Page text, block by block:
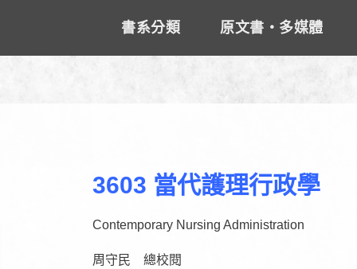
書系分類 原文書‧多媒體
3603 當代護理行政學
Contemporary Nursing Administration
周守民 總校閱